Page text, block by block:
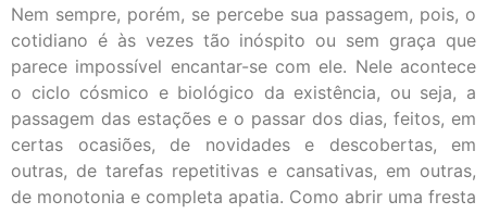
Nem sempre, porém, se percebe sua passagem, pois, o
cotidiano é às vezes tão inóspito ou sem graça que
parece impossível encantar-se com ele. Nele acontece
o ciclo cósmico e biológico da existência, ou seja, a
passagem das estações e o passar dos dias, feitos, em
certas ocasiões, de novidades e descobertas, em
outras, de tarefas repetitivas e cansativas, em outras,
de monotonia e completa apatia. Como abrir uma fresta